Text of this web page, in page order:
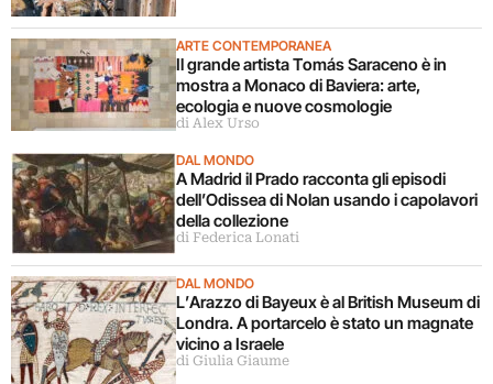
ARTE CONTEMPORANEA
Il grande artista Tomás Saraceno è in
mostra a Monaco di Baviera: arte,
ecologia e nuove cosmologie
di Alex Urso
DAL MONDO
A Madrid il Prado racconta gli episodi
dell’Odissea di Nolan usando i capolavori
della collezione
di Federica Lonati
DAL MONDO
L’Arazzo di Bayeux è al British Museum di
Londra. A portarcelo è stato un magnate
vicino a Israele
di Giulia Giaume